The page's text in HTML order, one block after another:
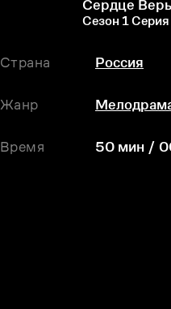
Сердце
Сезон 1
Страна Россия
Жанр
Время 50 мин /